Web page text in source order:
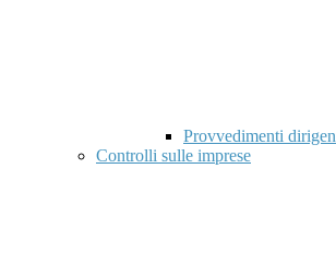
Provvedimenti
Controlli sulle imprese